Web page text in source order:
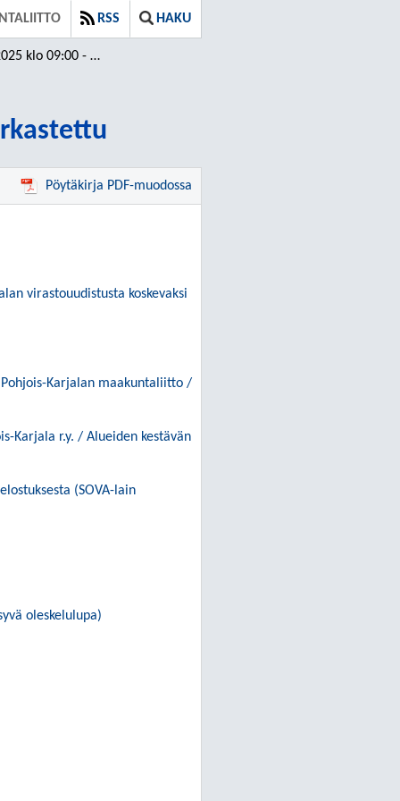
RSS HAKU
- 11:28 / Tarkastettu
Pöytäkirja PDF-muodossa
virastouudistusta koskevaksi
Pohjois-Karjalan maakuntaliitto /
Karjala r.y. / Alueiden kestävän
(SOVA-lain
oleskelulupa)